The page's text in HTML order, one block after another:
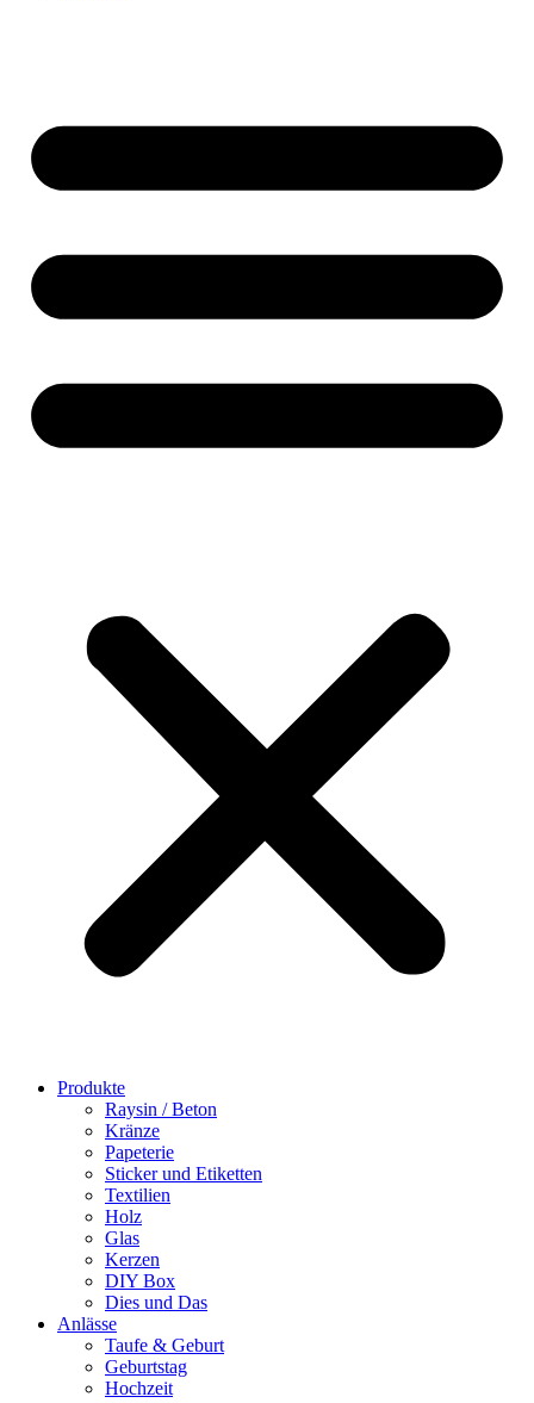
Produkte
Raysin / Beton
Kränze
Papeterie
Sticker und Etiketten
Textilien
Holz
Glas
Kerzen
DIY Box
Dies und Das
Anlässe
Taufe & Geburt
Geburtstag
Hochzeit